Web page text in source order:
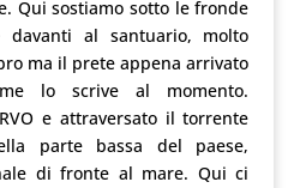
Qui sostiamo sotto le fronde
al santuario, molto
ma il prete appena arrivato
lo scrive al momento.
e attraversato il torrente
parte bassa del paese,
di fronte al mare. Qui ci